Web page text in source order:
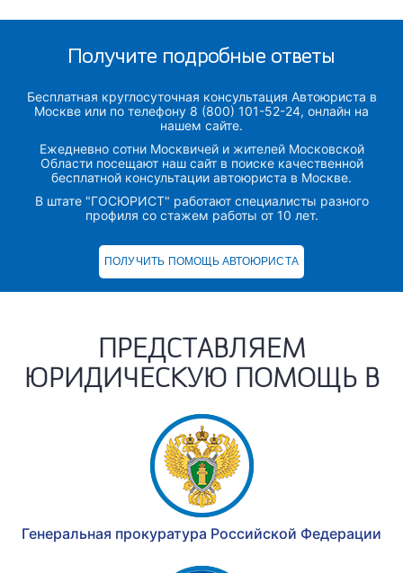
Получите подробные ответы
Бесплатная круглосуточная консультация Автоюриста в
Москве или по телефону 8 (800) 101-52-24, онлайн на
нашем сайте.
Ежедневно сотни Москвичей и жителей Московской
Области посещают наш сайт в поиске качественной
бесплатной консультации автоюриста в Москве.
В штате "ГОСЮРИСТ" работают специалисты разного
профиля со стажем работы от 10 лет.
ПОЛУЧИТЬ ПОМОЩЬ АВТОЮРИСТА
ПРЕДСТАВЛЯЕМ
ЮРИДИЧЕСКУЮ ПОМОЩЬ В
Генеральная прокуратура Российской Федерации